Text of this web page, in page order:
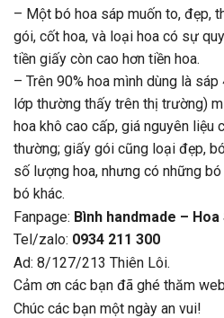
– Một bó hoa sáp muốn to, đẹp,
gói, cốt hoa, và loại hoa có sự
tiền giấy còn cao hơn tiền hoa.
– Trên 90% hoa mình dùng là
lớp thường thấy trên thị trường)
hoa khô cao cấp, giá nguyên liệu
thường; giấy gói cũng loại đẹp,
số lượng hoa, nhưng có những
bó khác.
Fanpage: Bình handmade – Hoa
Tel/zalo: 0934 211 300
Ad: 8/127/213 Thiên Lôi.
Cảm ơn các bạn đã ghé thăm
Chúc các bạn một ngày an vui!